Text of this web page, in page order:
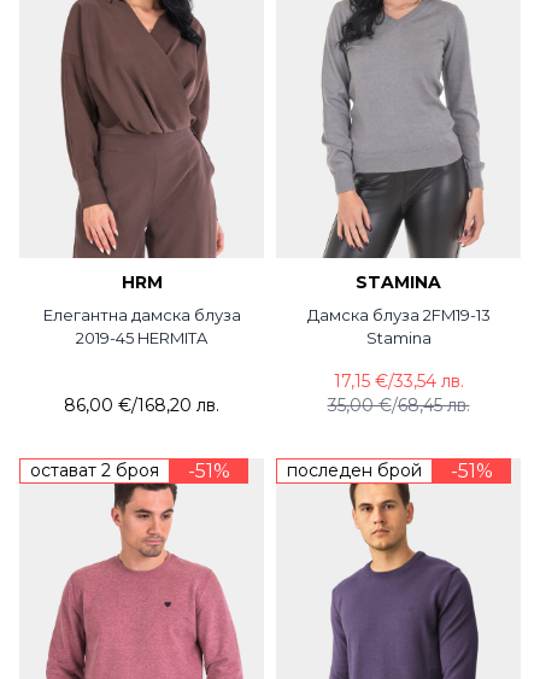
HRM
Елегантна дамска блуза
2019-45 HERMITA
86,00 €/168,20 лв.
STAMINA
Дамска блуза 2FM19-13
Stamina
35,00 €/68,45 лв.
17,15 €/33,54 лв.
остават 2 броя -51% последен брой -51%